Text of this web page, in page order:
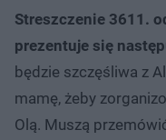
Streszczenie 3611.
prezentuje się
będzie szczęśliwa z
mamę, żeby
Olą. Muszą